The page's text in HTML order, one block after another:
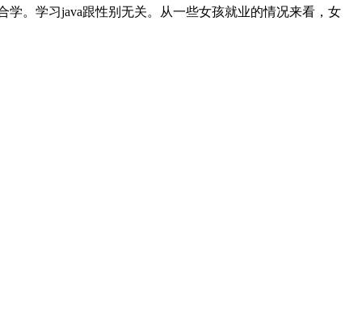
学。学习java跟性别无关。从一些女孩就业的情况来看，女